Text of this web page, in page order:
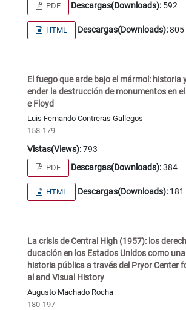
PDF Descargas(Downloads): 592
HTML Descargas(Downloads):805
El fuego que arde bajo el mármol: historia
ender la destrucción de monumentos en
e Floyd
Luis Fernando Contreras Gallegos
158-179
Vistas(Views):793
PDF Descargas(Downloads):384
HTML Descargas(Downloads): 181
La crisis de Central High (1957): los
ducación en los Estados Unidos como
historia pública a través del Pryor Center
al and Visual History
Augusto Machado Rocha
180-197